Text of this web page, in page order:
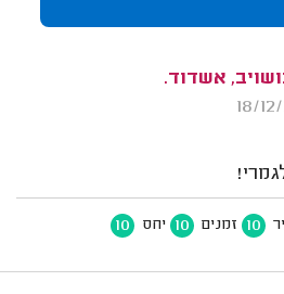
אשדוד.
10 זמנים 10 יחס 10